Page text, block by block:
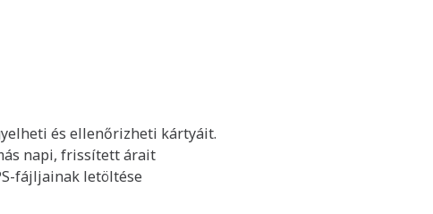
és ellenőrizheti kártyáit.
napi, frissített árait
fájljainak letöltése